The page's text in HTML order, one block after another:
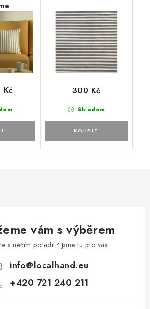
Kč
Skladem
300 Kč
vám s výběrem
s něčím poradit? Jsme tu pro vás!
info@localhand.eu
+420 721 240 211